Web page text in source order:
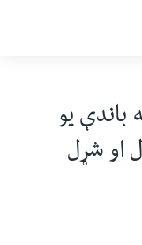
باندې یو
او شړل